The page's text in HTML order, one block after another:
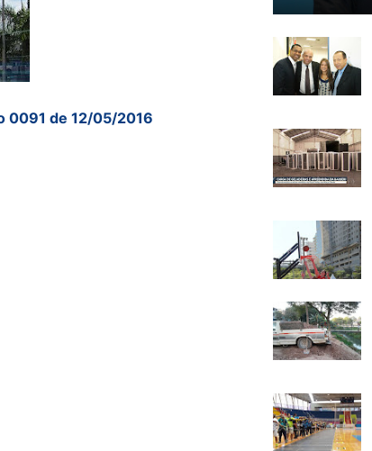
0091 de 12/05/2016